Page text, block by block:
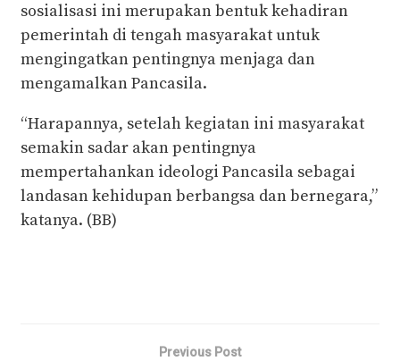
sosialisasi ini merupakan bentuk kehadiran
pemerintah di tengah masyarakat untuk
mengingatkan pentingnya menjaga dan
mengamalkan Pancasila.
“Harapannya, setelah kegiatan ini masyarakat
semakin sadar akan pentingnya
mempertahankan ideologi Pancasila sebagai
landasan kehidupan berbangsa dan bernegara,”
katanya. (BB)
Previous Post